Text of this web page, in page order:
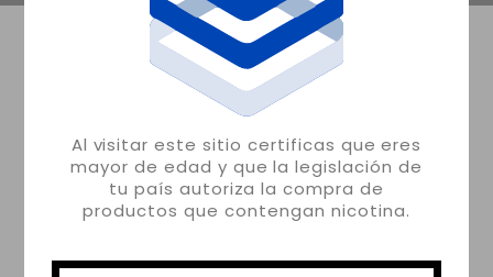
Al visitar este sitio certificas que eres
mayor de edad y que la legislación de
tu país autoriza la compra de
productos que contengan nicotina.